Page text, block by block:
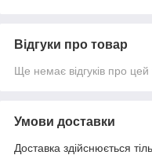
Відгуки про товар
Ще немає відгуків про цей
Умови доставки
Доставка здійснюється